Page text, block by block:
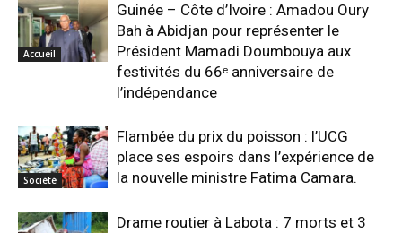
Accueil
Guinée – Côte d’Ivoire : Amadou Oury
Bah à Abidjan pour représenter le
Président Mamadi Doumbouya aux
festivités du 66ᵉ anniversaire de
l’indépendance
Société
Flambée du prix du poisson : l’UCG
place ses espoirs dans l’expérience de
la nouvelle ministre Fatima Camara.
Drame routier à Labota : 7 morts et 3